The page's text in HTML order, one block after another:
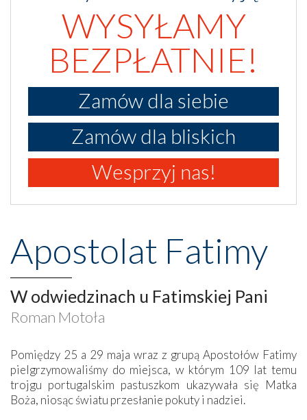
WYSYŁAMY
BEZPŁATNIE!
Zamów dla siebie
Zamów dla bliskich
Wesprzyj nas!
Apostolat Fatimy
W odwiedzinach u Fatimskiej Pani
Roman Motoła
Pomiędzy 25 a 29 maja wraz z grupą Apostołów Fatimy
pielgrzymowaliśmy do miejsca, w którym 109 lat temu
trojgu portugalskim pastuszkom ukazywała się Matka
Boża, niosąc światu przesłanie pokuty i nadziei.